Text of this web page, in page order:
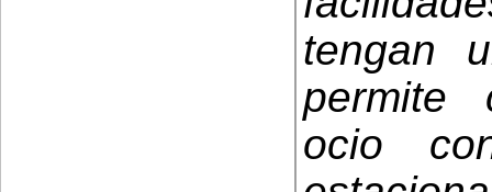
tengan
permite
ocio